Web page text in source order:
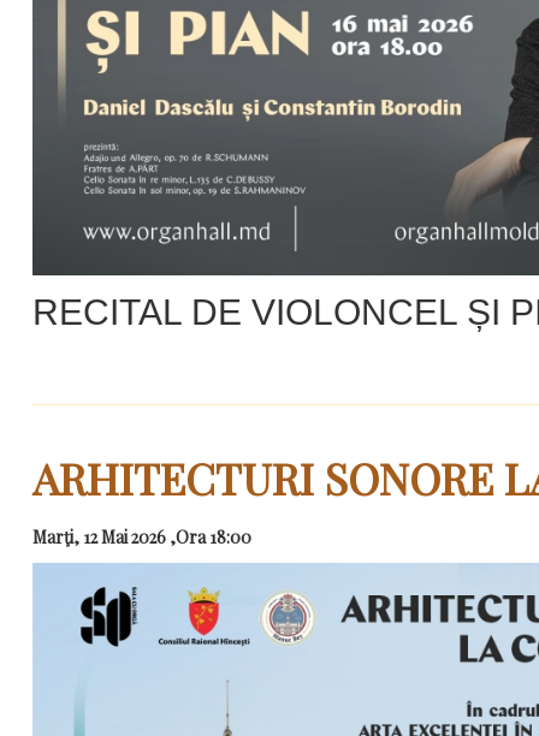
RECITAL DE VIOLONCEL ȘI
ARHITECTURI SONORE
Marţi, 12 Mai 2026 ,Ora 18:00